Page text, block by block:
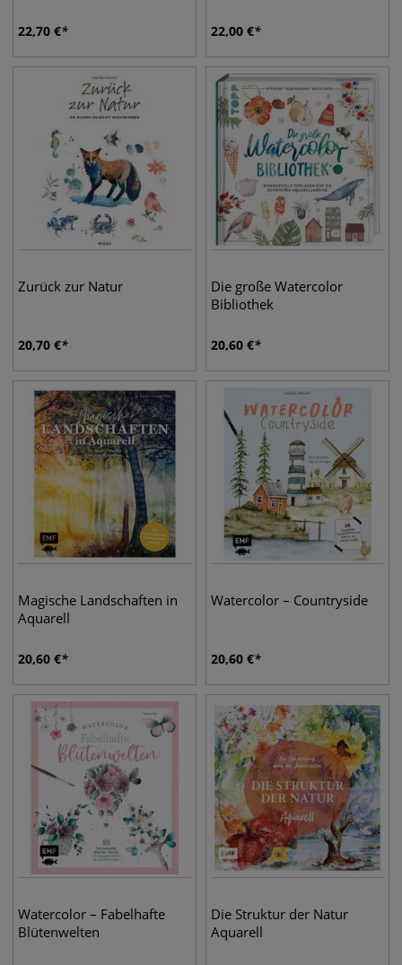
22,70 € 22,00 €
Zurück zur Natur
20,70 €
Die große Watercolor
Bibliothek
20,60 €
Magische Landschaften in
Aquarell
20,60 €
Watercolor – Countryside
20,60 €
Watercolor – Fabelhafte
Blütenwelten
Die Struktur der Natur
Aquarell